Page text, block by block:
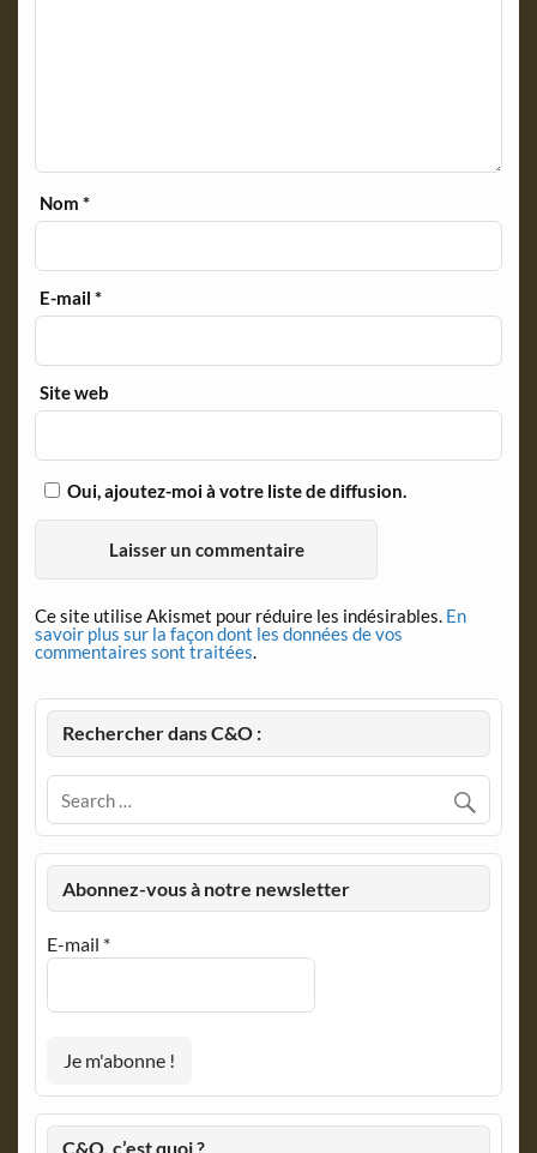
Nom*
E-mail*
Site web
Oui, ajoutez-moi à votre liste de diffusion.
Ce site utilise Akismet pour réduire les indésirables. En
savoir plus sur la façon dont les données de vos
commentaires sont traitées.
Rechercher dans C&O :
Abonnez-vous à notre newsletter
E-mail *
C&O, c’est quoi ?